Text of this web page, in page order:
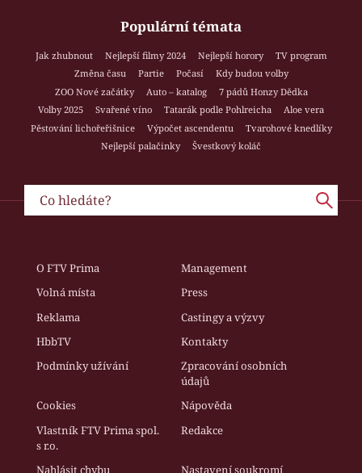
Populární témata
Jak zhubnout Nejlepší filmy 2024 Nejlepší horory
TV program
Změna času
Partie Počasí
Kdy budou volby
ZOO Nové začátky
Auto – katalog
7 pádů Honzy Dědka
Volby 2025
Svařené víno Tatarák podle Pohlreicha
Aloe vera
Pěstování lichořeřišnice
Výpočet ascendentu
Tvarohové knedlíky
Nejlepší palačinky
Švestkový koláč
O FTV Prima
Management
Volná místa
Press
Reklama
Castingy a výzvy
HbbTV
Kontakty
Podmínky užívání
Zpracování osobních
údajů
Cookies
Nápověda
Vlastník FTV Prima spol.
s r.o.
Redakce
Nahlásit chybu Nastavení soukromí